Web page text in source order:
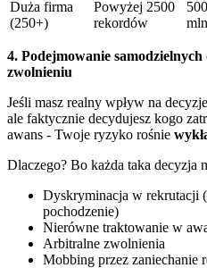
Duża firma
(250+)
Powyżej 2500
rekordów
4. Podejmowanie
zwolnieniu
Jeśli masz realny wpływ na
ale faktycznie decydujesz kogo
awans - Twoje ryzyko rośnie
Dlaczego? Bo każda taka decyzja
Dyskryminacja w rekrutacji
pochodzenie)
Nierówne traktowanie w
Arbitralne zwolnienia
Mobbing przez zaniechanie